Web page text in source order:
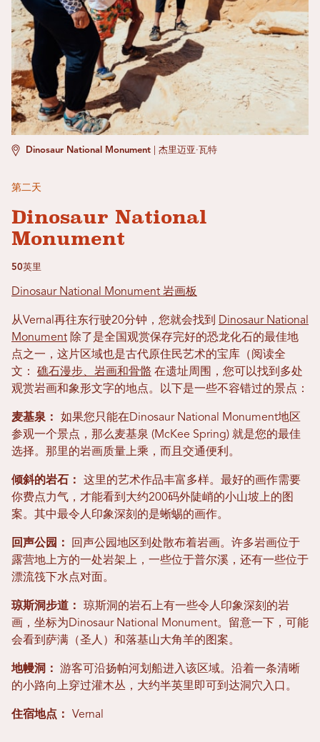
Dinosaur National Monument 杰里迈亚·瓦特
第二天
Dinosaur National
Monument
50英里
Dinosaur National Monument 岩画板
从Vernal再往东行驶20分钟，您就会找到
Dinosaur National
Monument 除了是全国观赏保存完好的恐龙化石的最佳地
点之一，这片区域也是古代原住民艺术的宝库（阅读全
文： 礁石漫步、岩画和骨骼 在遗址周围，您可以找到多处
观赏岩画和象形文字的地点。以下是一些不容错过的景点：
麦基泉： 如果您只能在Dinosaur National Monument地区
参观一个景点，那么麦基泉 (McKee Spring) 就是您的最佳
选择。那里的岩画质量上乘，而且交通便利。
倾斜的岩石： 这里的艺术作品丰富多样。最好的画作需要
你费点力气，才能看到大约200码外陡峭的小山坡上的图
案。其中最令人印象深刻的是蜥蜴的画作。
回声公园：
回声公园地区到处散布着岩画。许多岩画位于
露营地上方的一处岩架上，一些位于普尔溪，还有一些位于
漂流筏下水点对面。
琼斯洞步道： 琼斯洞的岩石上有一些令人印象深刻的岩
画，坐标为Dinosaur National Monument。留意一下，可能
会看到萨满（圣人）和落基山大角羊的图案。
地幔洞：
游客可沿扬帕河划船进入该区域。沿着一条清晰
的小路向上穿过灌木丛，大约半英里即可到达洞穴入口。
住宿地点： Vernal